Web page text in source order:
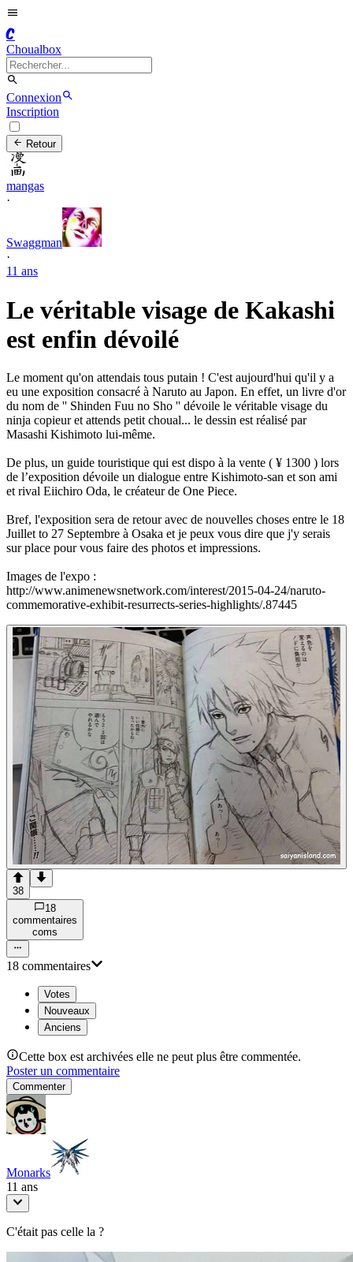
C
Choualbox
Connexion
Inscription
Retour
mangas
·
Swaggman
·
11 ans
Le véritable visage de Kakashi
est enfin dévoilé
Le moment qu'on attendais tous putain ! C'est aujourd'hui qu'il y a
eu une exposition consacré à Naruto au Japon. En effet, un livre d'or
du nom de '' Shinden Fuu no Sho '' dévoile le véritable visage du
ninja copieur et attends petit choual... le dessin est réalisé par
Masashi Kishimoto lui-même.
De plus, un guide touristique qui est dispo à la vente ( ¥ 1300 ) lors
de l’exposition dévoile un dialogue entre Kishimoto-san et son ami
et rival Eiichiro Oda, le créateur de One Piece.
Bref, l'exposition sera de retour avec de nouvelles choses entre le 18
Juillet to 27 Septembre à Osaka et je peux vous dire que j'y serais
sur place pour vous faire des photos et impressions.
Images de l'expo :
http://www.animenewsnetwork.com/interest/2015-04-24/naruto-
commemorative-exhibit-resurrects-series-highlights/.87445
38
18
commentaires
coms
18 commentaires
Votes
Nouveaux
Anciens
Cette box est archivées elle ne peut plus être commentée.
Poster un commentaire
Commenter
Monarks
11 ans
C'était pas celle la ?